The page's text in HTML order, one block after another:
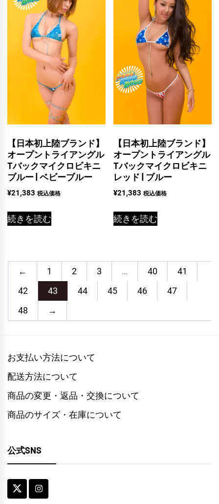
【日本初上陸ブランド】
オープントライアングル
Tバックマイクロビキニ
ブルー | ベビーブルー
¥21,383 税込価格
続きを読む
【日本初上陸ブランド】
オープントライアングル
Tバックマイクロビキニ
レッド | ブルー
¥21,383 税込価格
続きを読む
← 1 2 3 … 40
41
42
43 44 45 46
47
48
→
お支払い方法について
配送方法について
商品の変更・返品・交換について
商品のサイズ・在庫について
公式SNS